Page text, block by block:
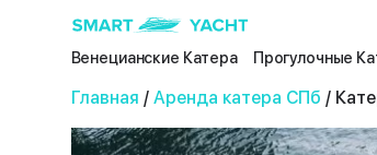
Венецианские Катера Прогулочные
Главная / Аренда катера СПб /